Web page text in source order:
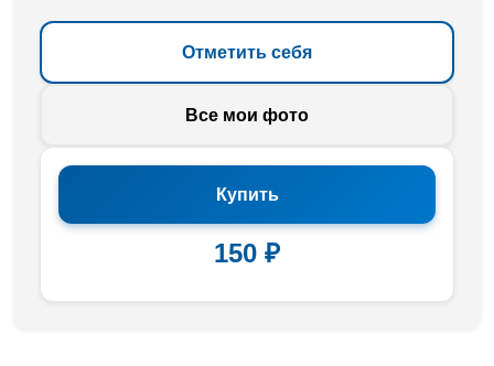
Отметить себя
Все мои фото
Купить
150 ₽